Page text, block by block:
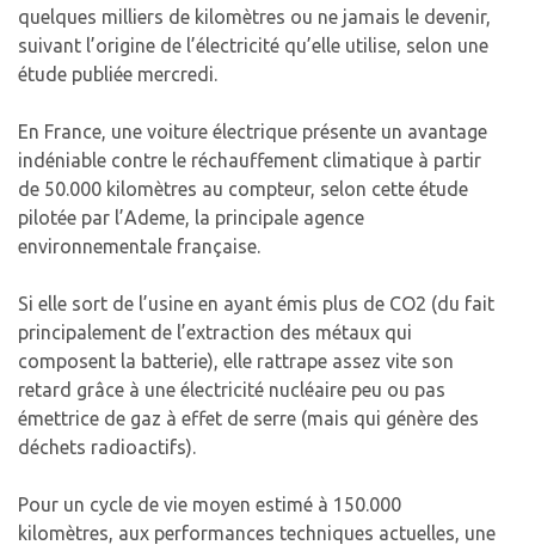
quelques milliers de kilomètres ou ne jamais le devenir,
suivant l’origine de l’électricité qu’elle utilise, selon une
étude publiée mercredi.
En France, une voiture électrique présente un avantage
indéniable contre le réchauffement climatique à partir
de 50.000 kilomètres au compteur, selon cette étude
pilotée par l’Ademe, la principale agence
environnementale française.
Si elle sort de l’usine en ayant émis plus de CO2 (du fait
principalement de l’extraction des métaux qui
composent la batterie), elle rattrape assez vite son
retard grâce à une électricité nucléaire peu ou pas
émettrice de gaz à effet de serre (mais qui génère des
déchets radioactifs).
Pour un cycle de vie moyen estimé à 150.000
kilomètres, aux performances techniques actuelles, une